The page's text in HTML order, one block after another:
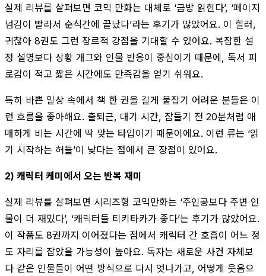
실제 리뷰를 살펴보면 코믹 만화는 대체로 ‘금방 읽힌다’, ‘페이지
넘김이 빨라서 순식간에 끝났다’라는 후기가 많았어요. 이 힐러,
귀찮아 8권도 그런 장르적 강점을 기대할 수 있어요. 복잡한 설
정 설명보다 상황 개그와 인물 반응이 중심이기 때문에, 독서 피
로감이 적고 짧은 시간에도 만족감을 얻기 쉬워요.
특히 바쁜 일상 속에서 책 한 권을 길게 붙잡기 어려운 분들은 이
런 흐름을 좋아해요. 출퇴근, 대기 시간, 잠들기 전 20분처럼 애
매하게 비는 시간에 딱 맞는 타입이기 때문이에요. 이런 류는 ‘읽
기 시작하는 허들’이 낮다는 점에서 큰 장점이 있어요.
2) 캐릭터 케미에서 오는 반복 재미
실제 리뷰를 살펴보면 시리즈형 코믹만화는 ‘주인공보다 주변 인
물이 더 재밌다’, ‘캐릭터들 티키타카가 좋다’는 후기가 많았어요.
이 작품도 8권까지 이어졌다는 점에서 캐릭터 간 호흡이 어느 정
도 자리를 잡았을 가능성이 높아요. 독자는 새로운 사건 자체보
다 같은 인물들이 어떤 방식으로 다시 엇나가고, 어떻게 웃음으